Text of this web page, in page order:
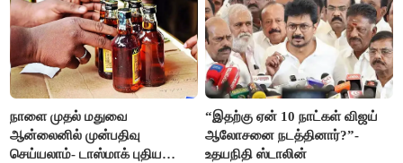
நாளை முதல் மதுவை
ஆன்லைனில் முன்பதிவு
செய்யலாம்- டாஸ்மாக் புதிய
“இதற்கு ஏன் 10 நாட்கள் விஜய்
ஆலோசனை நடத்தினார்?”-
உதயநிதி ஸ்டாலின்